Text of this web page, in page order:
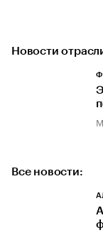
Новости
Все новости: